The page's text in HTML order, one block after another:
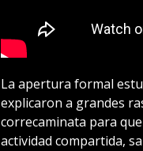
La apertura formal
explicaron a grandes
correcaminata para
actividad compartida,